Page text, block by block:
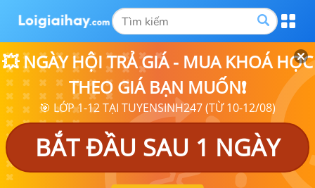
💥 NGÀY HỘI TRẢ GIÁ - MUA KHOÁ HỌC
THEO GIÁ BẠN MUỐN❗
🎯 LỚP 1-12 TẠI TUYENSINH247 (TỪ 10-12/08)
BẮT ĐẦU SAU 1 NGÀY